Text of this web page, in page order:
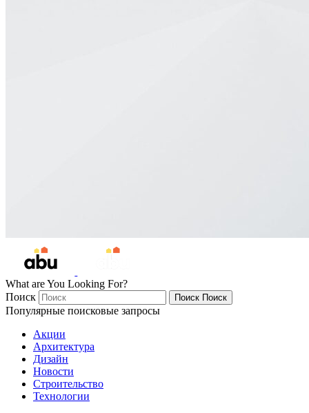
What are You Looking For?
Поиск
Поиск Поиск
Популярные поисковые запросы
Акции
Архитектура
Дизайн
Новости
Строительство
Технологии